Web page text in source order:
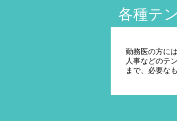
各種テ
勤務医の方に
人事などのテ
まで、必要な